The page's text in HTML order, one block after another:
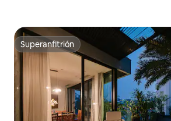
Superanfitrión
Superanfitrión